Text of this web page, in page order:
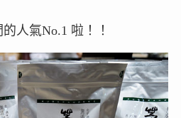
人氣No.1 啦！！